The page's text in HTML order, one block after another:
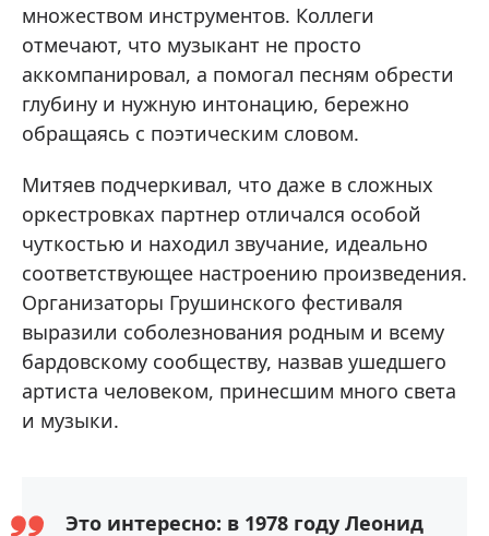
множеством инструментов. Коллеги
отмечают, что музыкант не просто
аккомпанировал, а помогал песням обрести
глубину и нужную интонацию, бережно
обращаясь с поэтическим словом.
Митяев подчеркивал, что даже в сложных
оркестровках партнер отличался особой
чуткостью и находил звучание, идеально
соответствующее настроению произведения.
Организаторы Грушинского фестиваля
выразили соболезнования родным и всему
бардовскому сообществу, назвав ушедшего
артиста человеком, принесшим много света
и музыки.
Это интересно: в 1978 году Леонид